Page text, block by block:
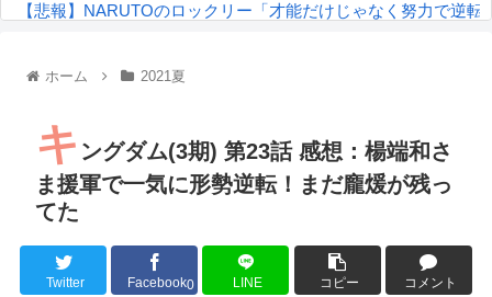
【悲報】NARUTOのロックリー「才能だけじゃなく努力で逆
『進撃の巨人』で一番面白いところってｗｗｗｗｗ
るろうに剣心 -明治剣客浪漫譚- 京都動乱 第33話の感想
同盟、帝国、フェザーン。生まれるなら何処がいいか問題！
Powered by livedoor 相互RSS
ホーム 2021夏
キ ングダム(3期) 第23話 感想：楊端和さ
ま援軍で一気に形勢逆転！まだ龐煖が残っ
てた
Twitter Facebook0 LINE コピー コメント